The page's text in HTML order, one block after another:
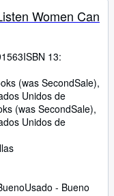
Women Can
ISBN 13:
(was SecondSale),
Unidos de
(was SecondSale),
Unidos de
Usado - Bueno